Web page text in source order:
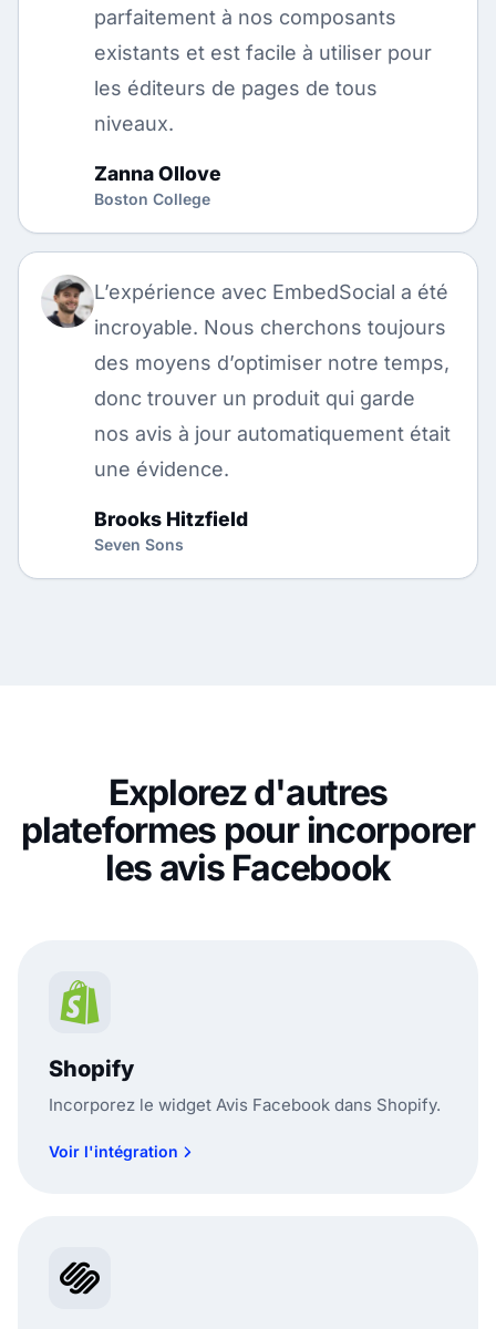
parfaitement à nos composants
existants et est facile à utiliser pour
les éditeurs de pages de tous
niveaux.
Zanna Ollove
Boston College
L’expérience avec EmbedSocial a été
incroyable. Nous cherchons toujours
des moyens d’optimiser notre temps,
donc trouver un produit qui garde
nos avis à jour automatiquement était
une évidence.
Brooks Hitzfield
Seven Sons
Explorez d'autres
plateformes pour incorporer
les avis Facebook
Shopify
Incorporez le widget Avis Facebook dans Shopify.
Voir l'intégration